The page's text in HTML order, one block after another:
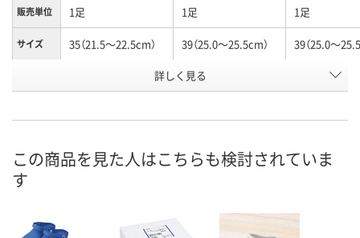
販売単位 1足 1足 1足
サイズ 35（21.5～22.5cm） 39（25.0～25.5cm） 39（25.0～
グリーン
号
お届け日
数量
詳しく見る
この商品を見た人はこちらも検討されていま
す